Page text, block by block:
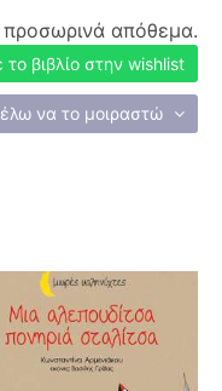
προσωρινά απόθεμα.
βιβλίο στην wishlist
να το μοιραστώ